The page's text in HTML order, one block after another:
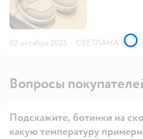
02 октября 2025 · СВЕТЛАНА В.
Вопросы
Подскажите, ботинки на
какую температуру